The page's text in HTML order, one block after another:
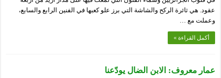
عقود. هي ثائرة الركح والشاشة التي برز علو كعبها في الفنين الرابع والسابع،
وعملت مع …
أكمل القراءة »
عمار معروف: الابن الضال يودّعنا